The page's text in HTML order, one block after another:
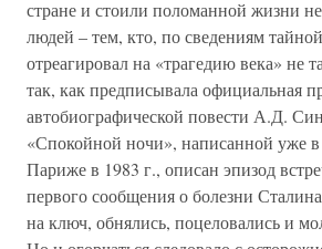
стране и стоили поломанной жизни
людей – тем, кто, по сведениям
отреагировал на «трагедию века» не
так, как предписывала официальная
автобиографической повести А.Д.
«Спокойной ночи», написанной уже
Париже в 1983 г., описан эпизод
первого сообщения о болезни
на ключ, обнялись, поцеловались и